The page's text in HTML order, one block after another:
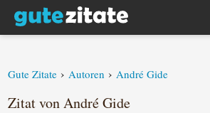
Gute Zitate › Autoren › André Gide
Zitat von André Gide